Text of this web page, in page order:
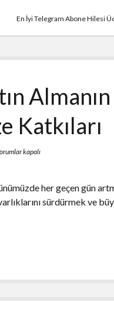
En İyi Telegram Abone Hilesi
Katkıları
kapalı
her geçen gün
sürdürmek ve